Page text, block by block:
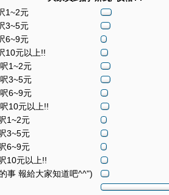
1~2元
3~5元
6~9元
10元以上!!
1~2元
3~5元
6~9元
10元以上!!
1~2元
3~5元
6~9元
10元以上!!
事 報給大家知道吧^^")